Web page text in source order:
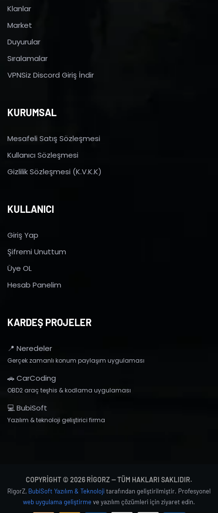
Klanlar
Market
Duyurular
Sıralamalar
VPNSiz Discord Giriş İndir
KURUMSAL
Mesafeli Satış Sözleşmesi
Kullanıcı Sözleşmesi
Gizlilik Sözleşmesi (K.V.K.K)
KULLANICI
Giriş Yap
Şifremi Unuttum
Üye OL
Hesab Panelim
KARDEŞ PROJELER
📍 Neredeler
Gerçek zamanlı konum paylaşım uygulaması
🚗 CarCoding
OBD2 araç teşhis & kodlama uygulaması
💻 BubiSoft
Yazılım & teknoloji geliştirici firma
COPYRIGHT © 2026 RIGORZ — TÜM HAKLARI SAKLIDIR.
RigorZ, BubiSoft Yazılım & Teknoloji tarafından geliştirilmiştir. Profesyonel
web uygulama geliştirmeve yazılım çözümleri için ziyaret edin.